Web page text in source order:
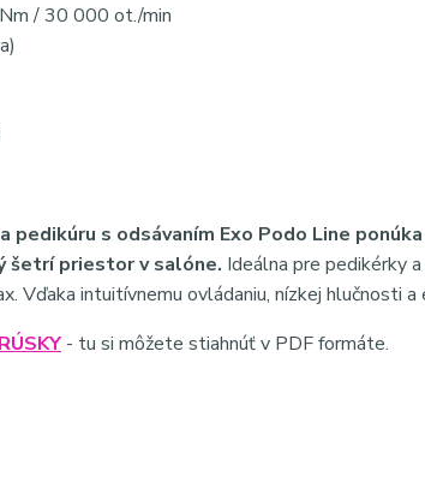
/ 30 000 ot./min
pedikúru s odsávaním Exo Podo Line
šetrí priestor v salóne. Ideálna pre pedikérky
Vďaka intuitívnemu ovládaniu, nízkej hlučnosti
- tu si môžete stiahnúť v PDF formáte.